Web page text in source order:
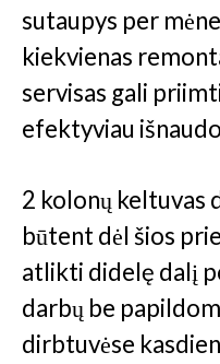
sutaupys per
kiekvienas
servisas gali
efektyviau
2 kolonų keltuvas
būtent dėl šios
atlikti didelę dalį
darbų be
dirbtuvėse